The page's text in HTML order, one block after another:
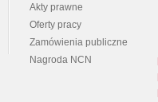
Akty prawne
Oferty pracy
Zamówienia publiczne
Nagroda NCN